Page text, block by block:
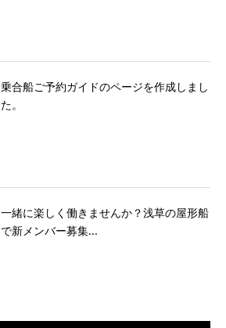
乗合船ご予約ガイドのページを作成しまし
た。
一緒に楽しく働きませんか？浅草の屋形船
で新メンバー募集...